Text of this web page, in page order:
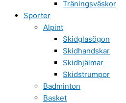
Träningsväskor
Sporter
Alpint
Skidglasögon
Skidhandskar
Skidhjälmar
Skidstrumpor
Badminton
Basket